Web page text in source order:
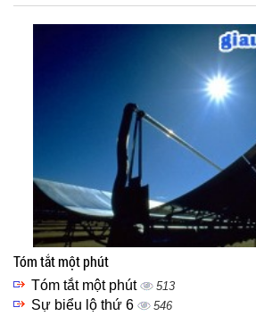
Tóm tắt một phút
Tóm tắt một phút 513
Sự biểu lộ thứ 6 546